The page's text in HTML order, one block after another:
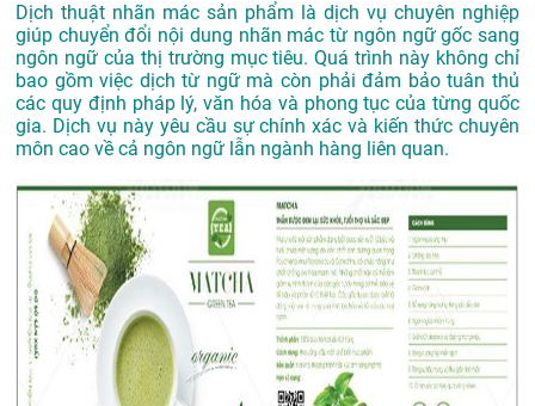
Dịch thuật nhãn mác sản phẩm là dịch vụ chuyên nghiệp
giúp chuyển đổi nội dung nhãn mác từ ngôn ngữ gốc sang
ngôn ngữ của thị trường mục tiêu. Quá trình này không chỉ
bao gồm việc dịch từ ngữ mà còn phải đảm bảo tuân thủ
các quy định pháp lý, văn hóa và phong tục của từng quốc
gia. Dịch vụ này yêu cầu sự chính xác và kiến thức chuyên
môn cao về cả ngôn ngữ lẫn ngành hàng liên quan.